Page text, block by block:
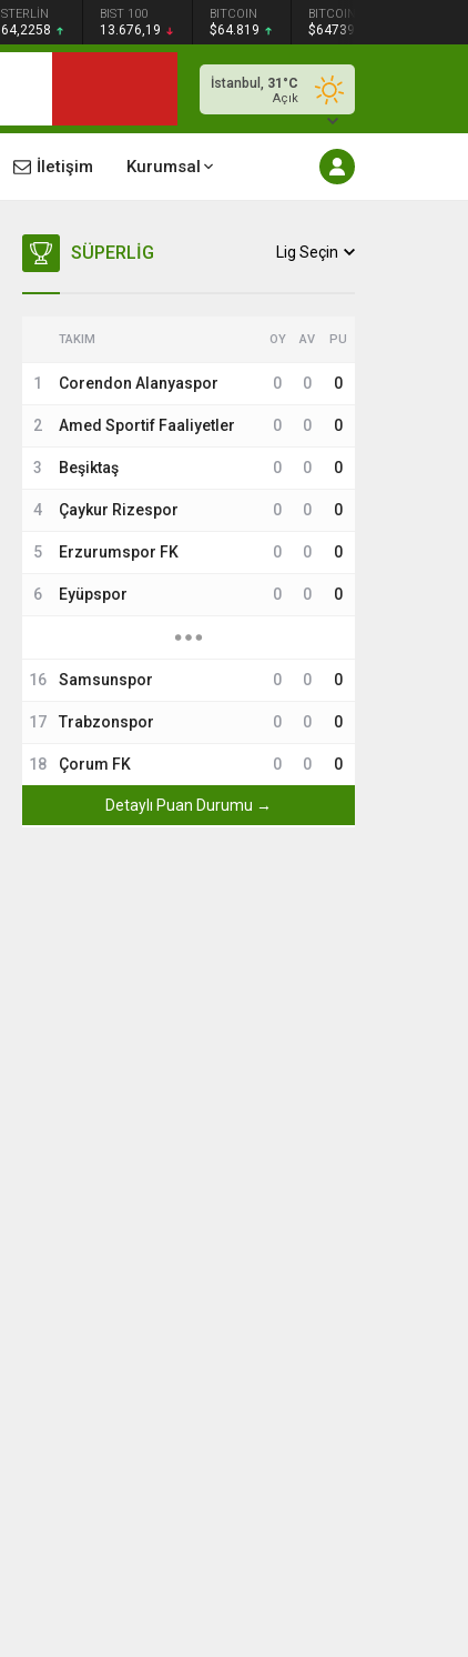
STERLİN
64,2258
BIST 100
13.676,19
BITCOIN
$64.819
BITCOIN
$64739
İstanbul, 31 °C
Açık
İletişim Kurumsal
SÜPERLIG Lig Seçin
TAKIM OY AV PU
1 Corendon Alanyaspor 0 0 0
2 Amed Sportif Faaliyetler 0 0 0
3 Beşiktaş 0 0 0
4 Çaykur Rizespor 0 0 0
5 Erzurumspor FK 0 0 0
6 Eyüpspor 0 0 0
16 Samsunspor 0 0 0
17 Trabzonspor 0 0 0
18 Çorum FK 0 0 0
Detaylı Puan Durumu →